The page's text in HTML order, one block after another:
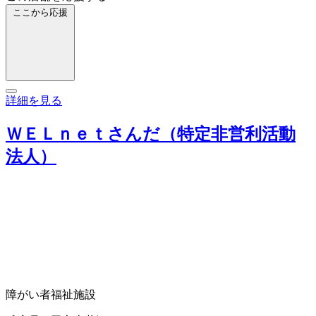
ここから応援
詳細を見る
ＷＥＬｎｅｔさんだ（特定非営利活動
法人）
障がい者福祉施設